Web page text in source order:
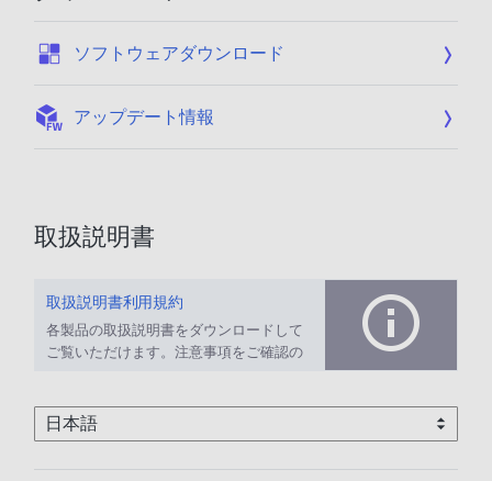
ソフトウェアダウンロード
アップデート情報
取扱説明書
取扱説明書利用規約
各製品の取扱説明書をダウンロードして
ご覧いただけます。注意事項をご確認の